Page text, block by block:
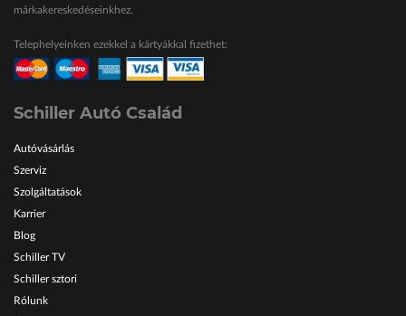
márkakereskedéseinkhez.
Telephelyeinken ezekkel a kártyákkal fizethet:
Schiller Autó Család
Autóvásárlás
Szerviz
Szolgáltatások
Karrier
Blog
Schiller TV
Schiller sztori
Rólunk